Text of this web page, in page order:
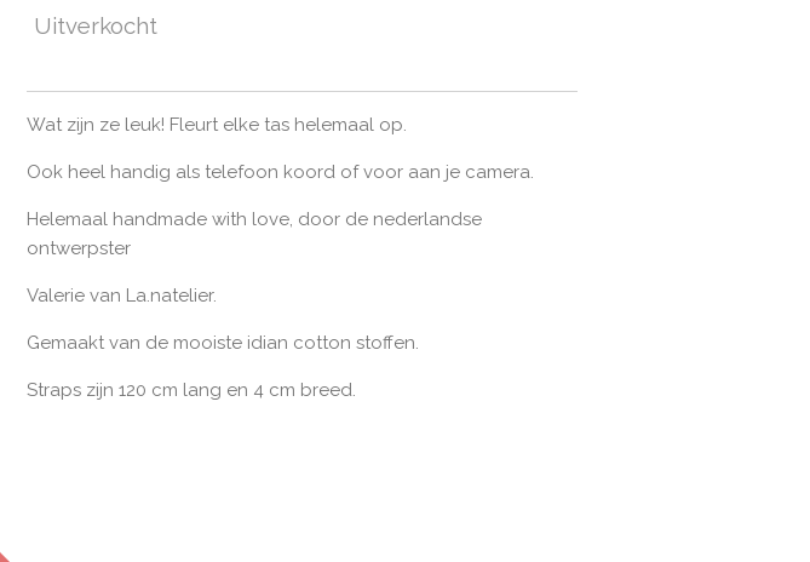
Uitverkocht
Wat zijn ze leuk! Fleurt elke tas helemaal op.
Ook heel handig als telefoon koord of voor aan je camera.
Helemaal handmade with love, door de nederlandse
ontwerpster
Valerie van La.natelier.
Gemaakt van de mooiste idian cotton stoffen.
Straps zijn 120 cm lang en 4 cm breed.